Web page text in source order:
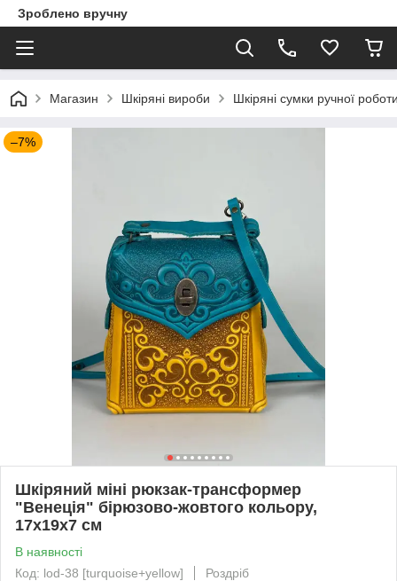
Зроблено вручну
Магазин Шкіряні вироби Шкіряні сумки ручної
–7%
Шкіряний міні рюкзак-трансформер
"Венеція" бірюзово-жовтого кольору,
17х19х7 см
В наявності
Код: lod-38 [turquoise+yellow]
Роздріб